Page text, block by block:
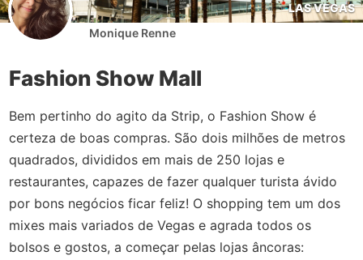
LAS VEGAS
Monique Renne
Fashion Show Mall
Bem pertinho do agito da Strip, o Fashion Show é
certeza de boas compras. São dois milhões de metros
quadrados, divididos em mais de 250 lojas e
restaurantes, capazes de fazer qualquer turista ávido
por bons negócios ficar feliz! O shopping tem um dos
mixes mais variados de Vegas e agrada todos os
bolsos e gostos, a começar pelas lojas âncoras: